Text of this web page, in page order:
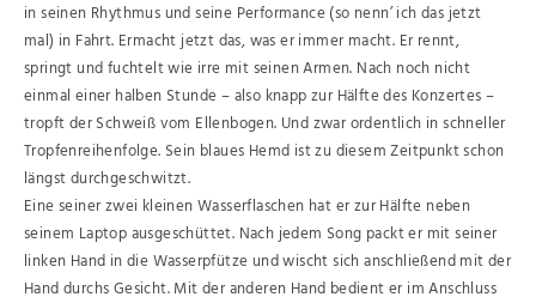
in seinen Rhythmus und seine Performance (so nenn’ ich das jetzt
mal) in Fahrt. Ermacht jetzt das, was er immer macht. Er rennt,
springt und fuchtelt wie irre mit seinen Armen. Nach noch nicht
einmal einer halben Stunde – also knapp zur Hälfte des Konzertes –
tropft der Schweiß vom Ellenbogen. Und zwar ordentlich in schneller
Tropfenreihenfolge. Sein blaues Hemd ist zu diesem Zeitpunkt schon
längst durchgeschwitzt.
Eine seiner zwei kleinen Wasserflaschen hat er zur Hälfte neben
seinem Laptop ausgeschüttet. Nach jedem Song packt er mit seiner
linken Hand in die Wasserpfütze und wischt sich anschließend mit der
Hand durchs Gesicht. Mit der anderen Hand bedient er im Anschluss